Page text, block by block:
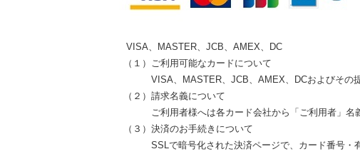
VISA、MASTER、JCB、AMEX、DC
（１）ご利用可能なカードについて
VISA、MASTER、JCB、AMEX、DCおよびその提携
（２）請求名義について
ご利用者様へは各カード会社から「ご利用者」名義
（３）決済のお手続きについて
SSLで暗号化された決済ページで、カード番号・有効